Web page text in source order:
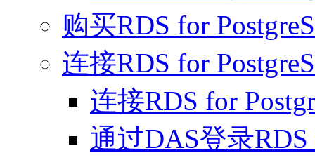
购买RDS for
连接RDS for
连接RDS for
通过DAS登录